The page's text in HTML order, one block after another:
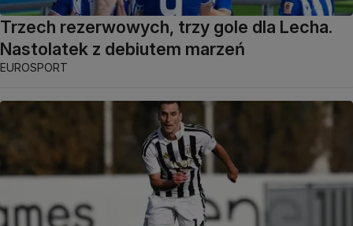
Trzech rezerwowych, trzy gole dla Lecha.
Nastolatek z debiutem marzeń
EUROSPORT